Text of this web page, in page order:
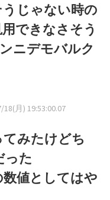
じゃない時の
できなさそう
ニデモバルク
18(月) 19:53:00.07
みたけどち
った
値としてはや